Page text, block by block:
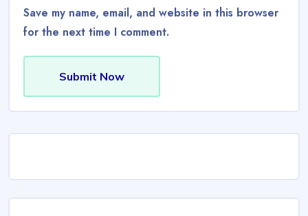
Save my name, email, and website in this browser
for the next time I comment.
Submit Now